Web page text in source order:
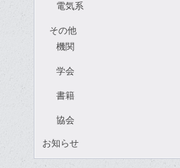
電気系
その他
機関
学会
書籍
協会
お知らせ